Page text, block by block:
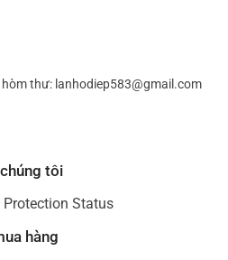
thư: lanhodiep583@gmail.com
tôi
hàng